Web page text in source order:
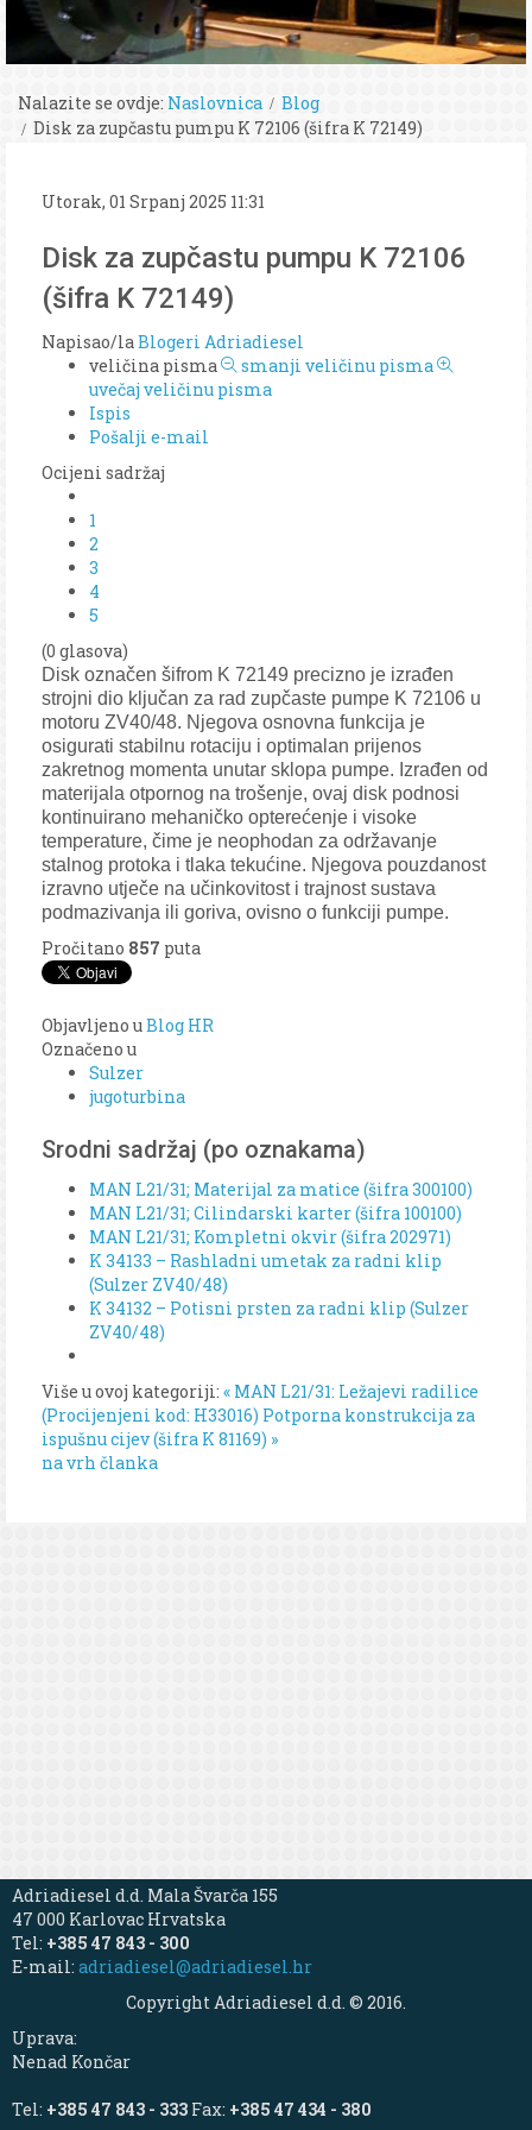
Nalazite se ovdje: Naslovnica
Blog
Disk za zupčastu pumpu K 72106 (šifra K 72149)
Utorak, 01 Srpanj 2025 11:31
Disk za zupčastu pumpu K 72106
(šifra K 72149)
Napisao/la Blogeri Adriadiesel
veličina pisma
smanji veličinu pisma
uvečaj veličinu pisma
Ispis
Pošalji e-mail
Ocijeni sadržaj
1
2
3
4
5
(0 glasova)
Disk označen šifrom K 72149 precizno je izrađen
strojni dio ključan za rad zupčaste pumpe K 72106 u
motoru ZV40/48. Njegova osnovna funkcija je
osigurati stabilnu rotaciju i optimalan prijenos
zakretnog momenta unutar sklopa pumpe. Izrađen od
materijala otpornog na trošenje, ovaj disk podnosi
kontinuirano mehaničko opterećenje i visoke
temperature, čime je neophodan za održavanje
stalnog protoka i tlaka tekućine. Njegova pouzdanost
izravno utječe na učinkovitost i trajnost sustava
podmazivanja ili goriva, ovisno o funkciji pumpe.
Pročitano 857 puta
Objavljeno uBlog HR
Označeno u
Sulzer
jugoturbina
Srodni sadržaj (po oznakama)
MAN L21/31; Materijal za matice (šifra 300100)
MAN L21/31; Cilindarski karter (šifra 100100)
MAN L21/31; Kompletni okvir (šifra 202971)
K 34133 – Rashladni umetak za radni klip
(Sulzer ZV40/48)
K 34132 – Potisni prsten za radni klip (Sulzer
ZV40/48)
Više u ovoj kategoriji: « MAN L21/31: Ležajevi radilice
(Procijenjeni kod: H33016) Potporna konstrukcija za
ispušnu cijev (šifra K 81169) »
na vrh članka
Adriadiesel d.d. Mala Švarča 155
47 000 Karlovac Hrvatska
Tel: +385 47 843 - 300
E-mail: adriadiesel@adriadiesel.hr
Copyright Adriadiesel d.d. © 2016.
Uprava:
Nenad Končar
Tel: +385 47 843 - 333 Fax: +385 47 434 - 380